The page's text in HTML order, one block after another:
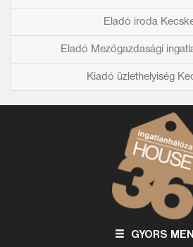
Eladó iroda
Eladó Mezőgazdasági
Kiadó üzlethelyiség
GYORS